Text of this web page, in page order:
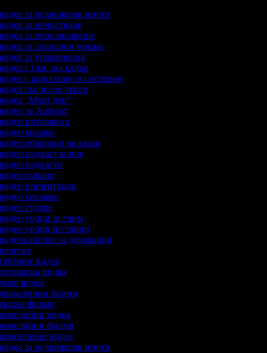
видеа за недвижими имоти
за почистване
за произношение
за социални мрежи
за упражнения
с глас зад кадър
с разказване на истории
със зелен екран
„Моят ден“
за Android
интервюта
колажи
видео обиколки на къщи
подкаст копие
подкасти
покани
презентации
реклами
турове
уроци за грим
видео уроци по танци
за декорация
видеа
видеа
видеа
драматични филми
екшън филми
видеа
комедийни филми
видеа
видеа за недвижими имоти